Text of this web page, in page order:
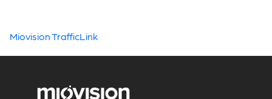
Miovision TrafficLink